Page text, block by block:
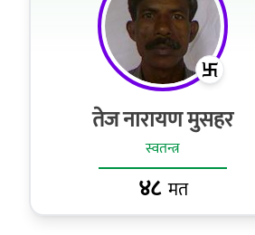
तेज नारायण मुसहर
स्वतन्त्र
४८मत